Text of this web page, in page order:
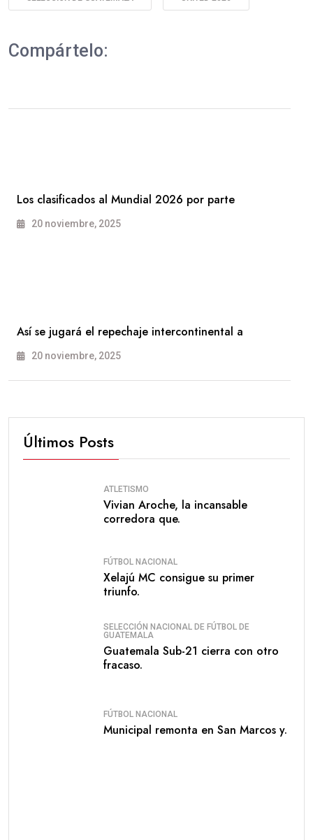
Compártelo:
Los clasificados al Mundial 2026 por parte
20 noviembre, 2025
Así se jugará el repechaje intercontinental a
20 noviembre, 2025
Últimos Posts
ATLETISMO
Vivian Aroche, la incansable
corredora que.
FÚTBOL NACIONAL
Xelajú MC consigue su primer
triunfo.
SELECCIÓN NACIONAL DE FÚTBOL DE
GUATEMALA
Guatemala Sub-21 cierra con otro
fracaso.
FÚTBOL NACIONAL
Municipal remonta en San Marcos y.